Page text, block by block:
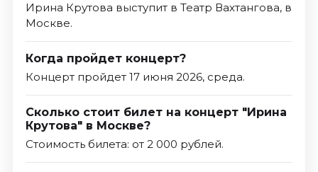
Ирина Крутова выступит в Театр Вахтангова, в
Москве.
Когда пройдет концерт?
Концерт пройдет 17 июня 2026, среда.
Сколько стоит билет на концерт "Ирина
Крутова" в Москве?
Стоимость билета: от 2 000 рублей.